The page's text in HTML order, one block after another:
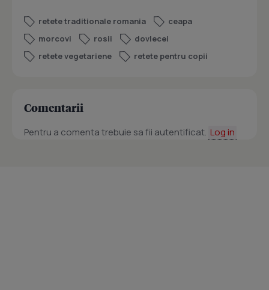
retete traditionale romania
ceapa
morcovi
rosii
dovlecei
retete vegetariene
retete pentru copii
Comentarii
Pentru a comenta trebuie sa fii autentificat. Log in